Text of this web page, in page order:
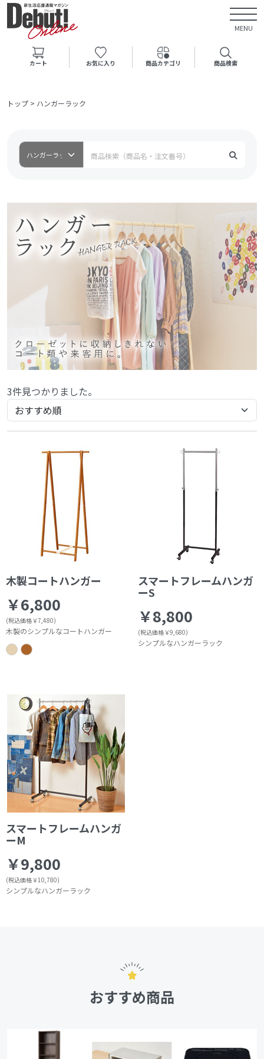
MENU
カート お気に入り 商品カテゴリ 商品検索
トップ > ハンガーラック
3件見つかりました。
木製コートハンガー
￥6,800
(税込価格￥7,480)
木製のシンプルなコートハンガー
スマートフレームハンガ
ーS
￥8,800
(税込価格￥9,680)
シンプルなハンガーラック
スマートフレームハンガ
ーM
￥9,800
(税込価格￥10,780)
シンプルなハンガーラック
おすすめ商品